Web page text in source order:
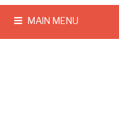
MAIN MENU